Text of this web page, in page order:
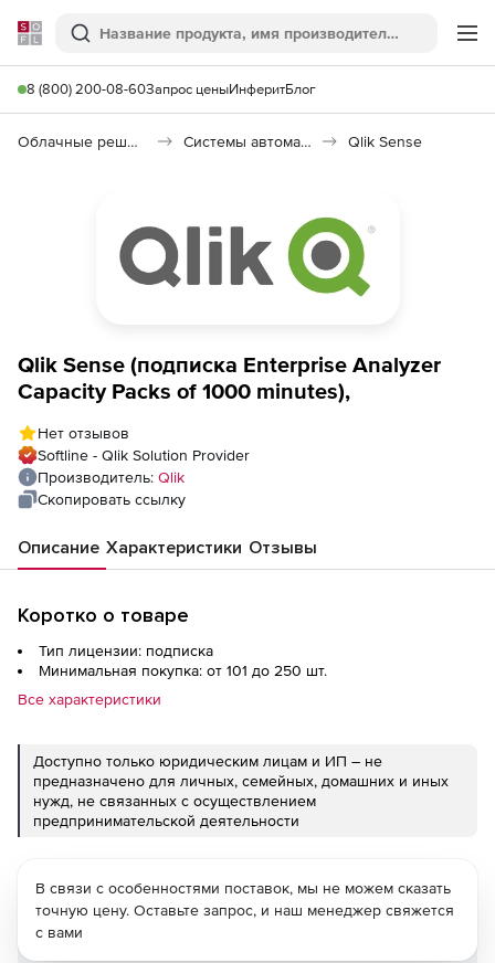
Softline
Поиск
8 (800) 200-08-60Запрос ценыИнферитБлог
Облачные решения (SaaS) Системы автоматизации (SaaS) Qlik Sense
Qlik Sense (подписка Enterprise Analyzer
Capacity Packs of 1000 minutes),
Нет отзывов
Softline - Qlik Solution Provider
Производитель: Qlik
Скопировать ссылку
Описание Характеристики Отзывы
Коротко о товаре
Тип лицензии: подписка
Минимальная покупка: от 101 до 250 шт.
Все характеристики
Доступно только юридическим лицам и ИП – не
предназначено для личных, семейных, домашних и иных
нужд, не связанных с осуществлением
предпринимательской деятельности
В связи с особенностями поставок, мы не можем сказать
точную цену. Оставьте запрос, и наш менеджер свяжется
с вами